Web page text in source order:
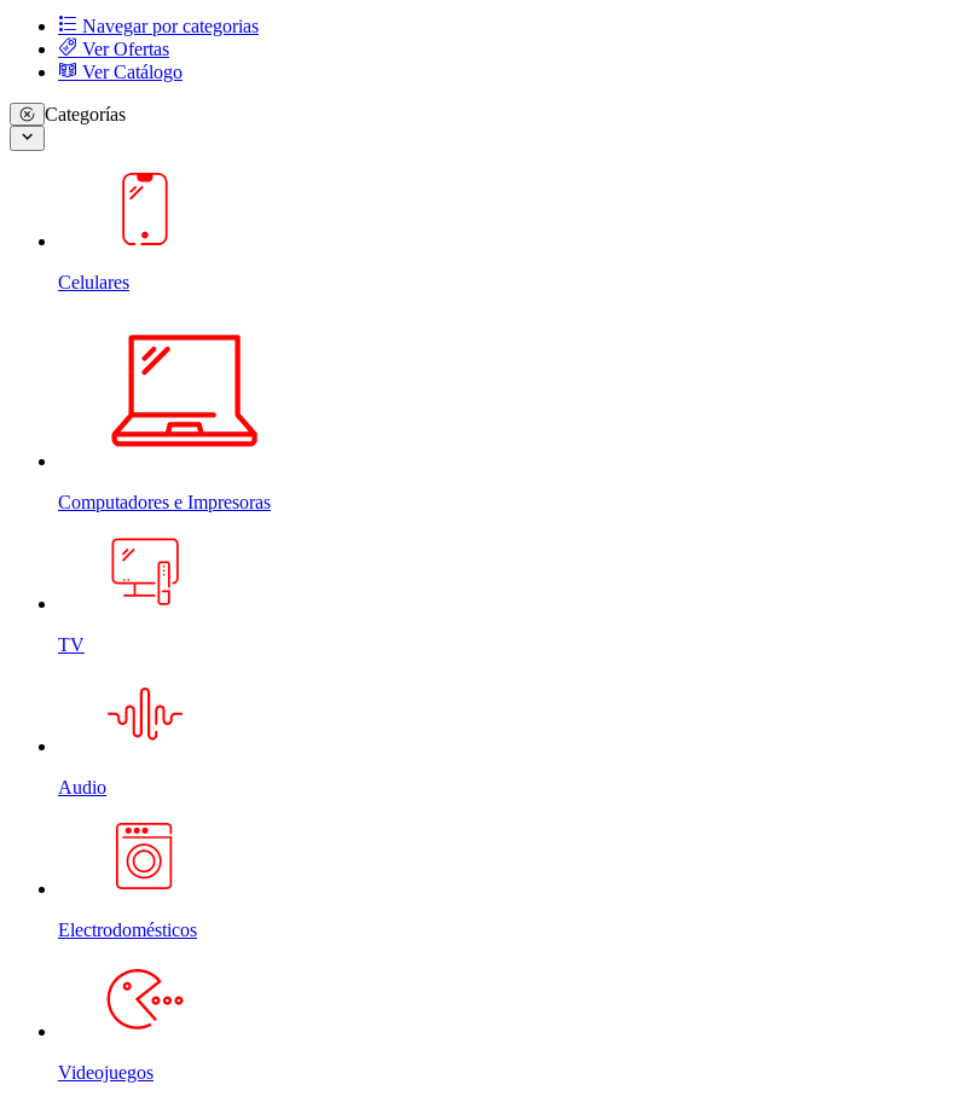
Navegar por categorias
Ver Ofertas
Ver Catálogo
Categorías
Celulares
Computadores e Impresoras
TV
Audio
Electrodomésticos
Videojuegos